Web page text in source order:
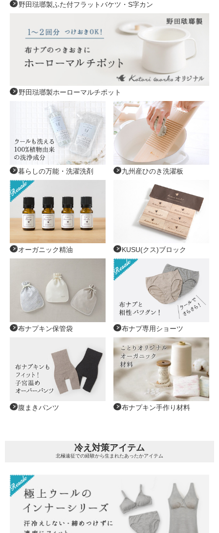
野田琺瑯製ふた付フラットバケツ・S字カン
野田琺瑯製ホーローマルチポット
暮らしの万能・洗濯洗剤 九州産ひのき洗濯板
オーガニック精油 KUSU(クス)ブロック
布ナプキン保管袋 布ナプ専用ショーツ
腹まきパンツ 布ナプキン手作り材料
冷え対策アイテム
北極遠征での経験から生まれたあったかアイテム